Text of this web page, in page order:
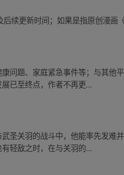
续更新时间；如果是指原创漫画
问题、家庭紧急事件等；与其他
已至终点，作者不再更...
圣关羽的战斗中，他能率先发难
轻敌之时，在与关羽的...